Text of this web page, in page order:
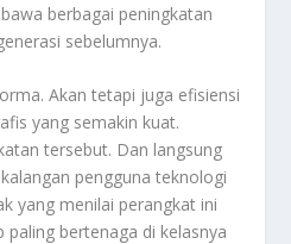
berbagai peningkatan
sebelumnya.
Akan tetapi juga efisiensi
yang semakin kuat.
tersebut. Dan langsung
pengguna teknologi
yang menilai perangkat ini
paling bertenaga di kelasnya